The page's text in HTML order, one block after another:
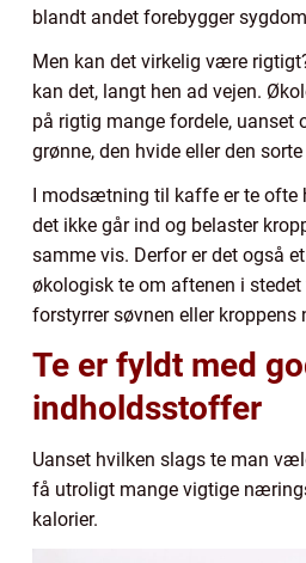
blandt andet forebygger
Men kan det virkelig være
kan det, langt hen ad vejen.
på rigtig mange fordele, uanset
grønne, den hvide eller den
I modsætning til kaffe er te ofte
det ikke går ind og belaster
samme vis. Derfor er det også
økologisk te om aftenen i
forstyrrer søvnen eller kroppens
Te er fyldt med
indholdsstoffer
Uanset hvilken slags te man
få utroligt mange vigtige
kalorier.